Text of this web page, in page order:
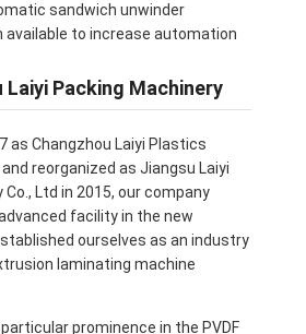
sandwich unwinder
available to increase automation
Packing Machinery
as Changzhou Laiyi Plastics
reorganized as Jiangsu Laiyi
Co., Ltd in 2015, our company
facility in the new
ourselves as an industry
laminating machine
prominence in the PVDF